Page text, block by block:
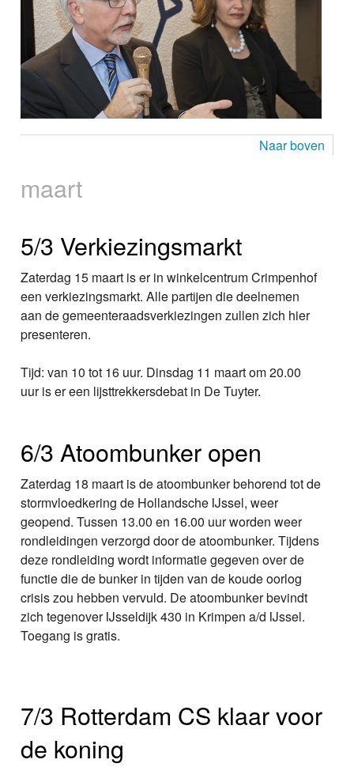
Naar boven
maart
5/3 Verkiezingsmarkt
Zaterdag 15 maart is er in winkelcentrum Crimpenhof
een verkiezingsmarkt. Alle partijen die deelnemen
aan de gemeenteraadsverkiezingen zullen zich hier
presenteren.
Tijd: van 10 tot 16 uur. Dinsdag 11 maart om 20.00
uur is er een lijsttrekkersdebat in De Tuyter.
6/3 Atoombunker open
Zaterdag 18 maart is de atoombunker behorend tot de
stormvloedkering de Hollandsche IJssel, weer
geopend. Tussen 13.00 en 16.00 uur worden weer
rondleidingen verzorgd door de atoombunker. Tijdens
deze rondleiding wordt informatie gegeven over de
functie die de bunker in tijden van de koude oorlog
crisis zou hebben vervuld. De atoombunker bevindt
zich tegenover IJsseldijk 430 in Krimpen a/d IJssel.
Toegang is gratis.
7/3 Rotterdam CS klaar voor
de koning